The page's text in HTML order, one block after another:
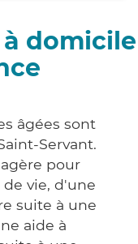
domicile
âgées sont
Servant.
pour
vie, d'une
suite à une
aide à